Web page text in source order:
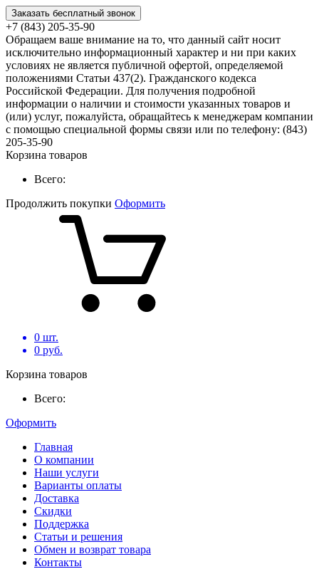
Заказать бесплатный звонок
+7 (843) 205-35-90
Обращаем ваше внимание на то, что данный сайт носит
исключительно информационный характер и ни при каких
условиях не является публичной офертой, определяемой
положениями Статьи 437(2). Гражданского кодекса
Российской Федерации. Для получения подробной
информации о наличии и стоимости указанных товаров и
(или) услуг, пожалуйста, обращайтесь к менеджерам компании
с помощью специальной формы связи или по телефону: (843)
205-35-90
Корзина товаров
Всего:
Продолжить покупки Оформить
0 шт.
0 руб.
Корзина товаров
Всего:
Оформить
Главная
О компании
Наши услуги
Варианты оплаты
Доставка
Скидки
Поддержка
Статьи и решения
Обмен и возврат товара
Контакты